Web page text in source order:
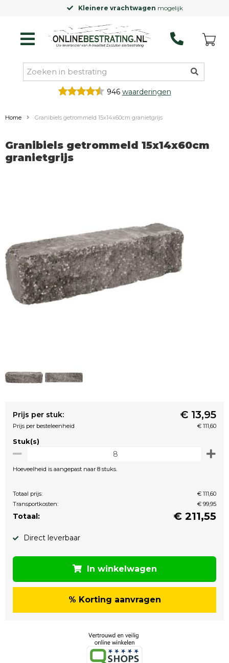
Kleinere vrachtwagenmogelijk
946 waarderingen
Home Granibiels getrommeld 15x14x60cm granietgrijs
Granibiels getrommeld 15x14x60cm
granietgrijs
Prijs per stuk: € 13,95
Prijs per besteleenheid € 111,60
Stuk(s)
Hoeveelheid is aangepast naar 8 stuks.
Totaal prijs:
€ 111,60
Transportkosten:
€ 99,95
Totaal: € 211,55
Direct leverbaar
In winkelwagen
% Korting aanvragen